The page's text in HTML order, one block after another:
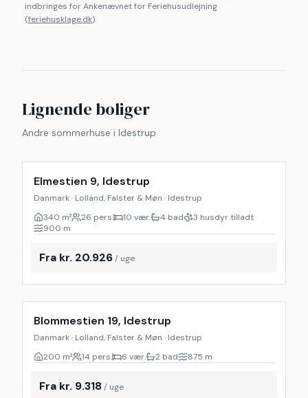
indbringes for Ankenævnet for Feriehusudlejning
(feriehusklage.dk).
Lignende boliger
Andre sommerhuse i Idestrup
Elmestien 9, Idestrup
Danmark · Lolland, Falster & Møn · Idestrup
340 m² 26 pers. 10 vær. 4 bad
3 husdyr tilladt
900 m
Fra kr. 20.926/ uge
Inkl. rengøring
Blommestien 19, Idestrup
Danmark · Lolland, Falster & Møn · Idestrup
200 m² 14 pers. 6 vær. 2 bad 875 m
Fra kr. 9.318/ uge